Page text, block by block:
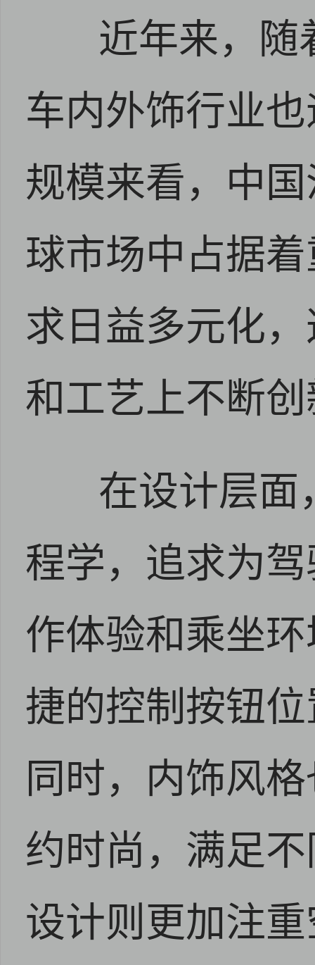
近年来，随
车内外饰行业
规模来看，中
球市场中占据
求日益多元化
和工艺上不断
在设计层面
程学，追求为
作体验和乘坐
捷的控制按钮
同时，内饰风
约时尚，满足
设计则更加注
安卓版下载 iOS版下载